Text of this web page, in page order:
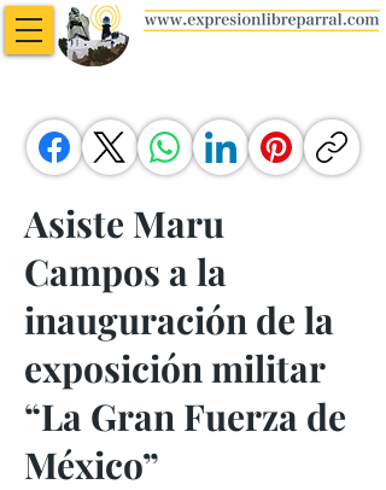
Asiste Maru
Campos a la
inauguración de la
exposición militar
“La Gran Fuerza de
México”